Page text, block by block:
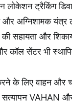
लोकेशन ट्रैकिंग
अग्निशामक यंत्र
की सहायता और
सेंटर भी
करने के लिए वाहन और
सत्यापन VAHAN